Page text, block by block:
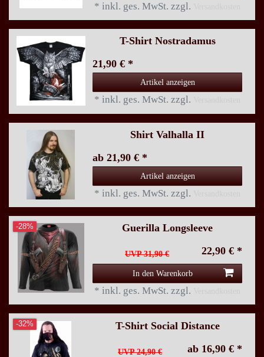
* inkl. ges. MwSt. zzgl.
T-Shirt Nostradamus
21,90 € *
Artikel anzeigen
* inkl. ges. MwSt. zzgl.
Shirt Valhalla II
ab 21,90 € *
Artikel anzeigen
* inkl. ges. MwSt. zzgl.
-28% Guerilla Longsleeve
UVP 31,90 € 22,90 € *
In den Warenkorb
* inkl. ges. MwSt. zzgl.
-32% T-Shirt Social Distance
UVP 24,90 € ab 16,90 € *